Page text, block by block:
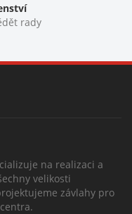
rady
na realizaci a
velikosti
závlahy pro